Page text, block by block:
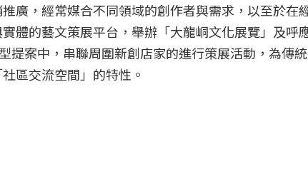
廣，經常媒合不同領域的創作者與需求，以至於在
體的藝文策展平台，舉辦「大龍峒文化展覽」及呼
提案中，串聯周圍新創店家的進行策展活動，為傳
區交流空間」的特性。